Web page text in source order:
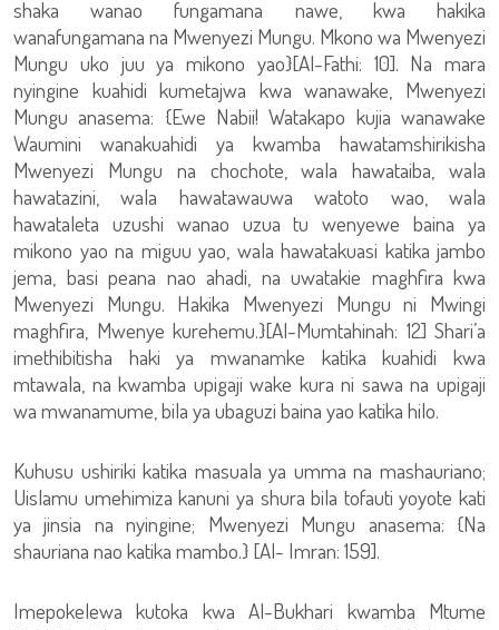
shaka wanao fungamana nawe, kwa hakika
wanafungamana na Mwenyezi Mungu. Mkono wa Mwenyezi
Mungu uko juu ya mikono yao}[Al-Fathi: 10]. Na mara
nyingine kuahidi kumetajwa kwa wanawake, Mwenyezi
Mungu anasema: {Ewe Nabii! Watakapo kujia wanawake
Waumini wanakuahidi ya kwamba hawatamshirikisha
Mwenyezi Mungu na chochote, wala hawataiba, wala
hawatazini, wala hawatawauwa watoto wao, wala
hawataleta uzushi wanao uzua tu wenyewe baina ya
mikono yao na miguu yao, wala hawatakuasi katika jambo
jema, basi peana nao ahadi, na uwatakie maghfira kwa
Mwenyezi Mungu. Hakika Mwenyezi Mungu ni Mwingi
maghfira, Mwenye kurehemu.}[Al-Mumtahinah: 12] Shari’a
imethibitisha haki ya mwanamke katika kuahidi kwa
mtawala, na kwamba upigaji wake kura ni sawa na upigaji
wa mwanamume, bila ya ubaguzi baina yao katika hilo.
Kuhusu ushiriki katika masuala ya umma na mashauriano;
Uislamu umehimiza kanuni ya shura bila tofauti yoyote kati
ya jinsia na nyingine; Mwenyezi Mungu anasema: {Na
shauriana nao katika mambo.} [Al- Imran: 159].
Imepokelewa kutoka kwa Al-Bukhari kwamba Mtume